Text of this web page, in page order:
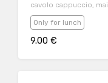
cavolo cappuccio,
tonkatsu
Only for lunch
9.00 €